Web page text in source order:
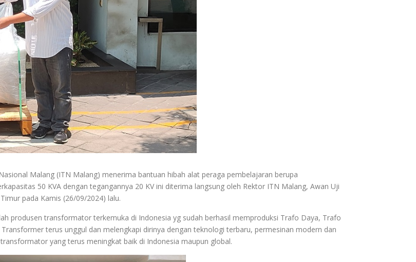
Malang (ITN Malang) menerima bantuan hibah alat peraga pembelajaran berupa
50 KVA dengan tegangannya 20 KV ini diterima langsung oleh Rektor ITN Malang, Awan Uji
pada Kamis (26/09/2024) lalu.
produsen transformator terkemuka di Indonesia yg sudah berhasil memproduksi Trafo Daya, Trafo
terus unggul dan melengkapi dirinya dengan teknologi terbaru, permesinan modern dan
yang terus meningkat baik di Indonesia maupun global.